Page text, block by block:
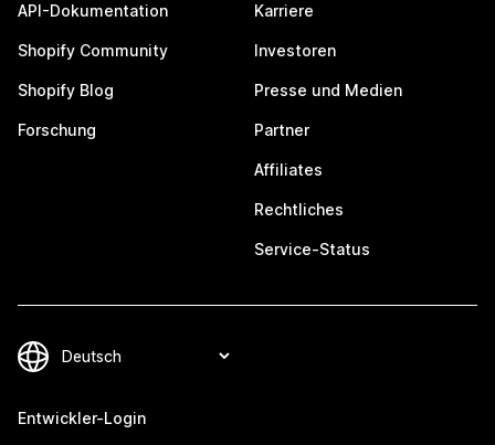
API-Dokumentation
Shopify Community
Shopify Blog
Forschung
Karriere
Investoren
Presse und Medien
Partner
Affiliates
Rechtliches
Service-Status
Entwickler-Login